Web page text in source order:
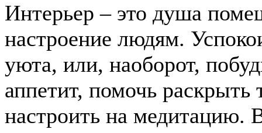
Интерьер – это душа
настроение людям.
уюта, или, наоборот,
аппетит, помочь раскрыть
настроить на медитацию.